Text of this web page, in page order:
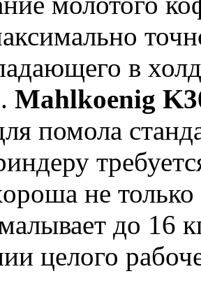
в
Mahlkoenig
помола
не
до 16
целого